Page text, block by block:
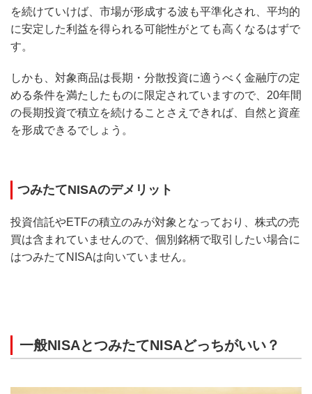
を続けていけば、市場が形成する波も平準化され、平均的
に安定した利益を得られる可能性がとても高くなるはずで
す。
しかも、対象商品は長期・分散投資に適うべく金融庁の定
める条件を満たしたものに限定されていますので、20年間
の長期投資で積立を続けることさえできれば、自然と資産
を形成できるでしょう。
つみたてNISAのデメリット
投資信託やETFの積立のみが対象となっており、株式の売
買は含まれていませんので、個別銘柄で取引したい場合に
はつみたてNISAは向いていません。
一般NISAとつみたてNISAどっちがいい？